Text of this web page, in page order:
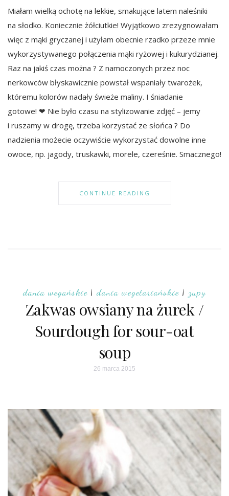
Miałam wielką ochotę na lekkie, smakujące latem naleśniki
na słodko. Koniecznie żółciutkie! Wyjątkowo zrezygnowałam
więc z mąki gryczanej i użyłam obecnie rzadko przeze mnie
wykorzystywanego połączenia mąki ryżowej i kukurydzianej.
Raz na jakiś czas można ? Z namoczonych przez noc
nerkowców błyskawicznie powstał wspaniały twarożek,
któremu kolorów nadały świeże maliny. I śniadanie
gotowe! ❤ Nie było czasu na stylizowanie zdjęć – jemy
i ruszamy w drogę, trzeba korzystać ze słońca ? Do
nadzienia możecie oczywiście wykorzystać dowolne inne
owoce, np. jagody, truskawki, morele, czereśnie. Smacznego!
CONTINUE READING
dania wegańskie |dania wegetariańskie | zupy
Zakwas owsiany na żurek /
Sourdough for sour-oat
soup
26 marca 2015